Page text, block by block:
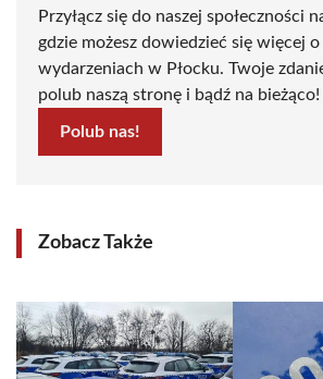
Przyłącz się do naszej społeczności
gdzie możesz dowiedzieć się więcej
wydarzeniach w Płocku. Twoje
polub naszą stronę i bądź na bieżąco!
Polub nas!
Zobacz Także